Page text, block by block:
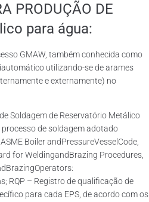
PRODUÇÃO DE
para água:
GMAW, também conhecida como
utilizando-se de arames
e externamente) no
Soldagem de Reservatório Metálico
de soldagem adotado
Boiler andPressureVesselCode,
for WeldingandBrazing Procedures,
RQP – Registro de qualificação de
para cada EPS, de acordo com os